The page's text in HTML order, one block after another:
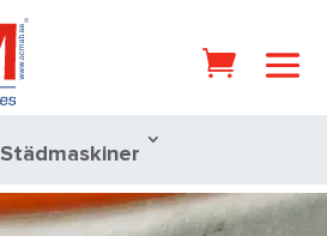
Städmaskiner